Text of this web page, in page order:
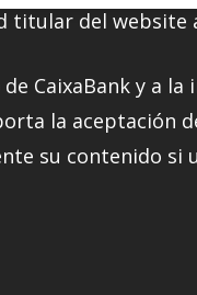
titular del
CaixaBank y a
la aceptación
su contenido si